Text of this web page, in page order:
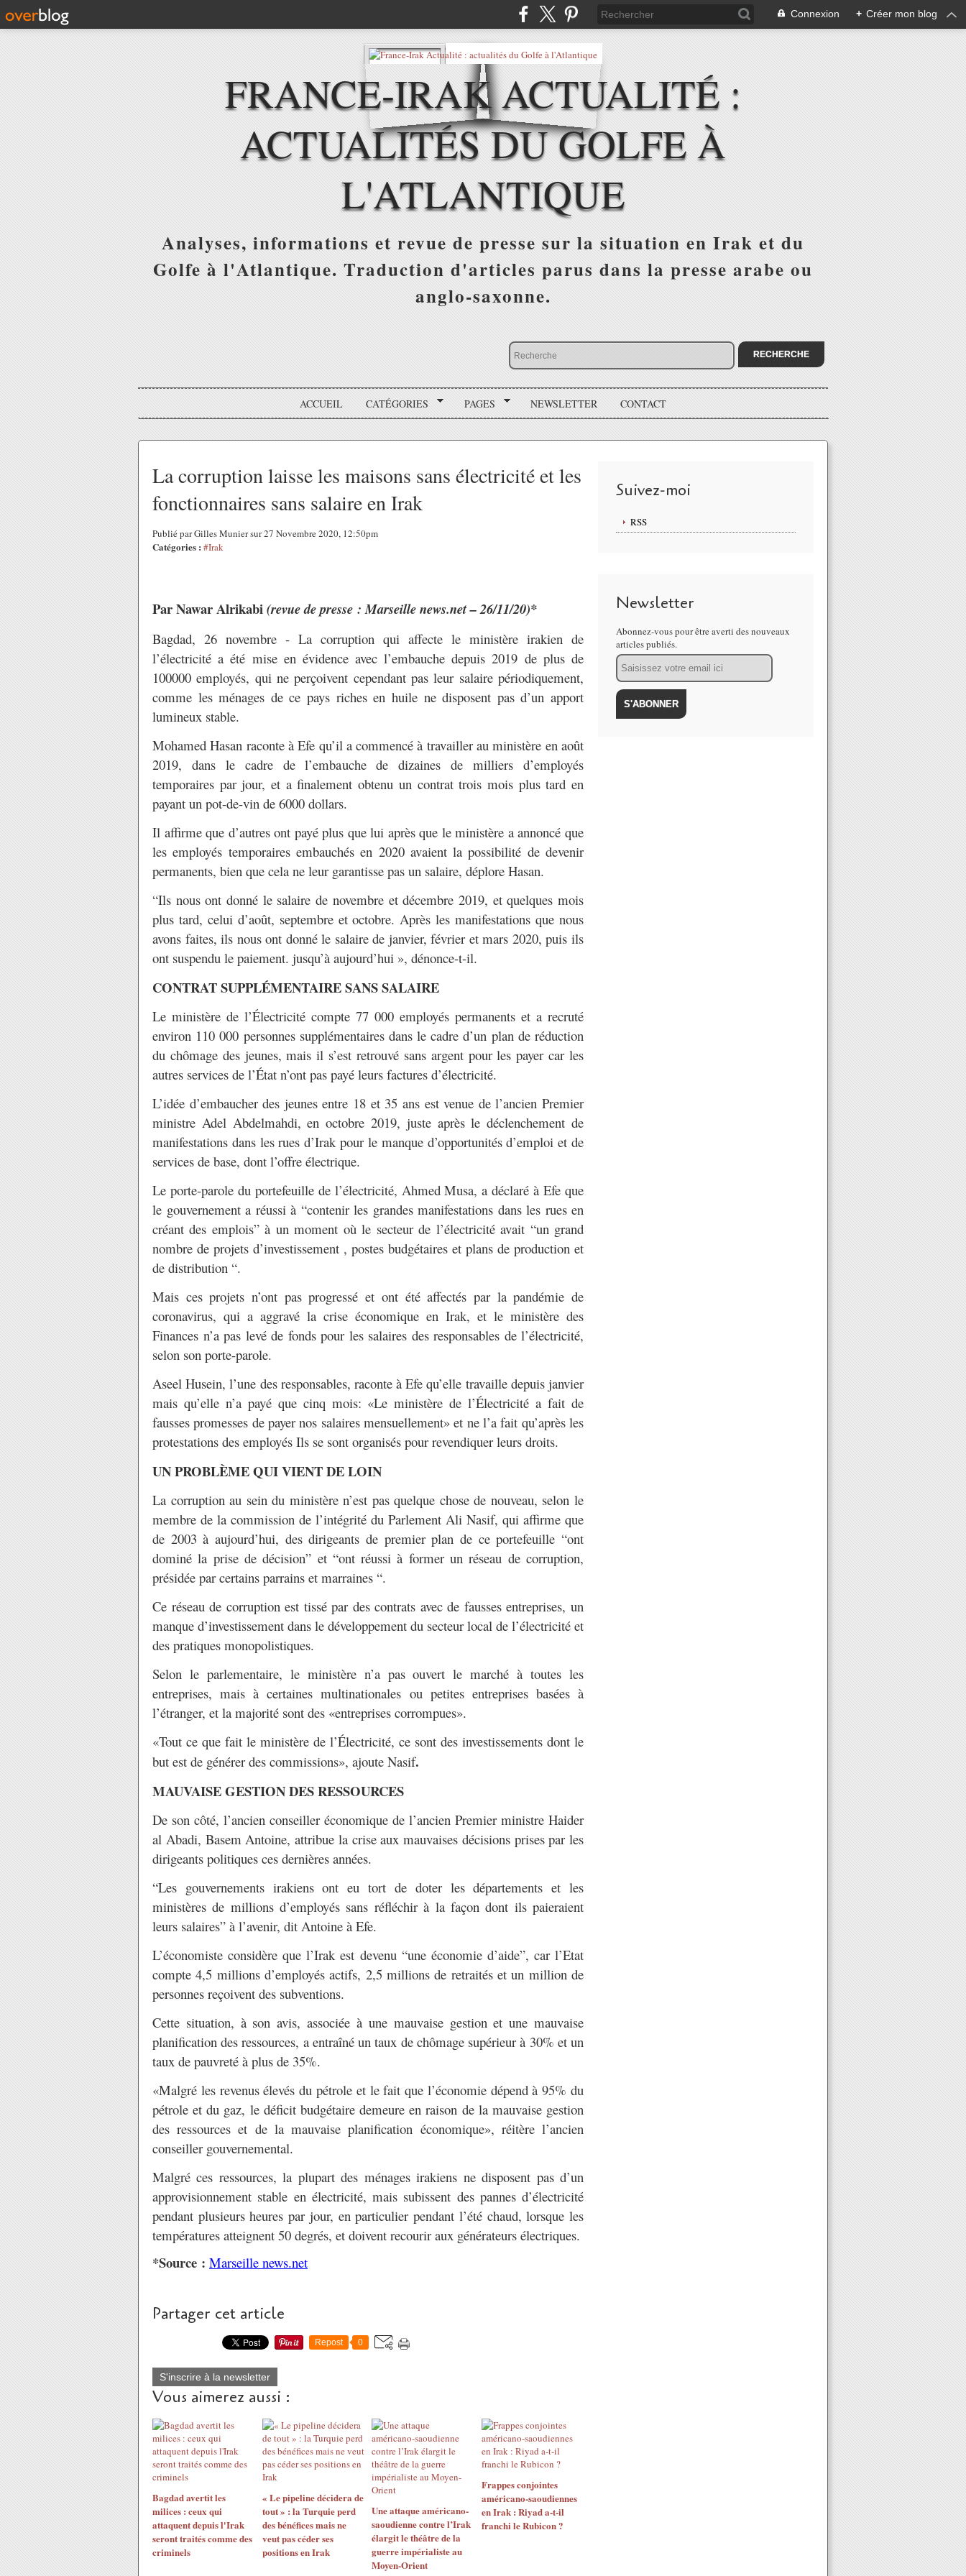
Connexion + Créer mon blog
FRANCE-IRAK ACTUALITÉ :
ACTUALITÉS DU GOLFE À
L'ATLANTIQUE
Analyses, informations et revue de presse sur la situation en Irak et du
Golfe à l'Atlantique. Traduction d'articles parus dans la presse arabe ou
anglo-saxonne.
ACCUEIL CATÉGORIES PAGES NEWSLETTER CONTACT
La corruption laisse les maisons sans électricité et les
fonctionnaires sans salaire en Irak
Publié par Gilles Munier sur 27 Novembre 2020, 12:50pm
Catégories : #Irak
Par Nawar Alrikabi(revue de presse : Marseille news.net – 26/11/20)*
Bagdad, 26 novembre - La corruption qui affecte le ministère irakien de
l’électricité a été mise en évidence avec l’embauche depuis 2019 de plus de
100000 employés, qui ne perçoivent cependant pas leur salaire périodiquement,
comme les ménages de ce pays riches en huile ne disposent pas d’un apport
lumineux stable.
Mohamed Hasan raconte à Efe qu’il a commencé à travailler au ministère en août
2019, dans le cadre de l’embauche de dizaines de milliers d’employés
temporaires par jour, et a finalement obtenu un contrat trois mois plus tard en
payant un pot-de-vin de 6000 dollars.
Il affirme que d’autres ont payé plus que lui après que le ministère a annoncé que
les employés temporaires embauchés en 2020 avaient la possibilité de devenir
permanents, bien que cela ne leur garantisse pas un salaire, déplore Hasan.
“Ils nous ont donné le salaire de novembre et décembre 2019, et quelques mois
plus tard, celui d’août, septembre et octobre. Après les manifestations que nous
avons faites, ils nous ont donné le salaire de janvier, février et mars 2020, puis ils
ont suspendu le paiement. jusqu’à aujourd’hui », dénonce-t-il.
CONTRAT SUPPLÉMENTAIRE SANS SALAIRE
Le ministère de l’Électricité compte 77 000 employés permanents et a recruté
environ 110 000 personnes supplémentaires dans le cadre d’un plan de réduction
du chômage des jeunes, mais il s’est retrouvé sans argent pour les payer car les
autres services de l’État n’ont pas payé leurs factures d’électricité.
L’idée d’embaucher des jeunes entre 18 et 35 ans est venue de l’ancien Premier
ministre Adel Abdelmahdi, en octobre 2019, juste après le déclenchement de
manifestations dans les rues d’Irak pour le manque d’opportunités d’emploi et de
services de base, dont l’offre électrique.
Le porte-parole du portefeuille de l’électricité, Ahmed Musa, a déclaré à Efe que
le gouvernement a réussi à “contenir les grandes manifestations dans les rues en
créant des emplois” à un moment où le secteur de l’électricité avait “un grand
nombre de projets d’investissement , postes budgétaires et plans de production et
de distribution “.
Mais ces projets n’ont pas progressé et ont été affectés par la pandémie de
coronavirus, qui a aggravé la crise économique en Irak, et le ministère des
Finances n’a pas levé de fonds pour les salaires des responsables de l’électricité,
selon son porte-parole.
Aseel Husein, l’une des responsables, raconte à Efe qu’elle travaille depuis janvier
mais qu’elle n’a payé que cinq mois: «Le ministère de l’Électricité a fait de
fausses promesses de payer nos salaires mensuellement» et ne l’a fait qu’après les
protestations des employés Ils se sont organisés pour revendiquer leurs droits.
UN PROBLÈME QUI VIENT DE LOIN
La corruption au sein du ministère n’est pas quelque chose de nouveau, selon le
membre de la commission de l’intégrité du Parlement Ali Nasif, qui affirme que
de 2003 à aujourd’hui, des dirigeants de premier plan de ce portefeuille “ont
dominé la prise de décision” et “ont réussi à former un réseau de corruption,
présidée par certains parrains et marraines “.
Ce réseau de corruption est tissé par des contrats avec de fausses entreprises, un
manque d’investissement dans le développement du secteur local de l’électricité et
des pratiques monopolistiques.
Selon le parlementaire, le ministère n’a pas ouvert le marché à toutes les
entreprises, mais à certaines multinationales ou petites entreprises basées à
l’étranger, et la majorité sont des «entreprises corrompues».
«Tout ce que fait le ministère de l’Électricité, ce sont des investissements dont le
but est de générer des commissions», ajoute Nasif.
MAUVAISE GESTION DES RESSOURCES
De son côté, l’ancien conseiller économique de l’ancien Premier ministre Haider
al Abadi, Basem Antoine, attribue la crise aux mauvaises décisions prises par les
dirigeants politiques ces dernières années.
“Les gouvernements irakiens ont eu tort de doter les départements et les
ministères de millions d’employés sans réfléchir à la façon dont ils paieraient
leurs salaires” à l’avenir, dit Antoine à Efe.
L’économiste considère que l’Irak est devenu “une économie d’aide”, car l’Etat
compte 4,5 millions d’employés actifs, 2,5 millions de retraités et un million de
personnes reçoivent des subventions.
Cette situation, à son avis, associée à une mauvaise gestion et une mauvaise
planification des ressources, a entraîné un taux de chômage supérieur à 30% et un
taux de pauvreté à plus de 35%.
«Malgré les revenus élevés du pétrole et le fait que l’économie dépend à 95% du
pétrole et du gaz, le déficit budgétaire demeure en raison de la mauvaise gestion
des ressources et de la mauvaise planification économique», réitère l’ancien
conseiller gouvernemental.
Malgré ces ressources, la plupart des ménages irakiens ne disposent pas d’un
approvisionnement stable en électricité, mais subissent des pannes d’électricité
pendant plusieurs heures par jour, en particulier pendant l’été chaud, lorsque les
températures atteignent 50 degrés, et doivent recourir aux générateurs électriques.
*Source : Marseille news.net
Partager cet article
Repost 0
S'inscrire à la newsletter
Vous aimerez aussi :
Bagdad avertit les
milices : ceux qui
attaquent depuis l'Irak
seront traités comme des
criminels
« Le pipeline décidera de
tout » : la Turquie perd
des bénéfices mais ne
veut pas céder ses
positions en Irak
Une attaque américano-
saoudienne contre l’Irak
élargit le théâtre de la
guerre impérialiste au
Moyen-Orient
Frappes conjointes
américano-saoudiennes
en Irak : Riyad a-t-il
franchi le Rubicon ?
Suivez-moi
RSS
Newsletter
Abonnez-vous pour être averti des nouveaux
articles publiés.
Email